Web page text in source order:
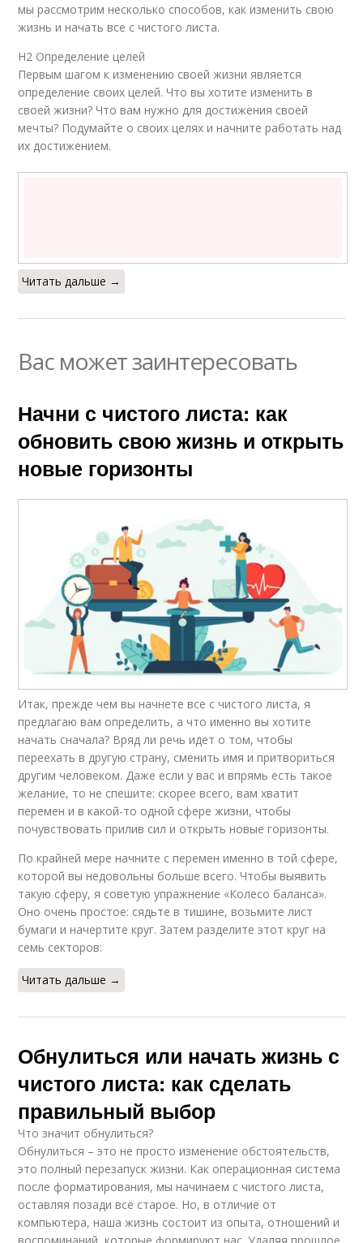
мы рассмотрим несколько способов, как изменить свою
жизнь и начать все с чистого листа.
H2 Определение целей
Первым шагом к изменению своей жизни является
определение своих целей. Что вы хотите изменить в
своей жизни? Что вам нужно для достижения своей
мечты? Подумайте о своих целях и начните работать над
их достижением.
Читать дальше →
Вас может заинтересовать
Начни с чистого листа: как
обновить свою жизнь и открыть
новые горизонты
Итак, прежде чем вы начнете все с чистого листа, я
предлагаю вам определить, а что именно вы хотите
начать сначала? Вряд ли речь идет о том, чтобы
переехать в другую страну, сменить имя и притвориться
другим человеком. Даже если у вас и впрямь есть такое
желание, то не спешите: скорее всего, вам хватит
перемен и в какой-то одной сфере жизни, чтобы
почувствовать прилив сил и открыть новые горизонты.
По крайней мере начните с перемен именно в той сфере,
которой вы недовольны больше всего. Чтобы выявить
такую сферу, я советую упражнение «Колесо баланса».
Оно очень простое: сядьте в тишине, возьмите лист
бумаги и начертите круг. Затем разделите этот круг на
семь секторов:
Читать дальше →
Обнулиться или начать жизнь с
чистого листа: как сделать
правильный выбор
Что значит обнулиться?
Обнулиться – это не просто изменение обстоятельств,
это полный перезапуск жизни. Как операционная система
после форматирования, мы начинаем с чистого листа,
оставляя позади всё старое. Но, в отличие от
компьютера, наша жизнь состоит из опыта, отношений и